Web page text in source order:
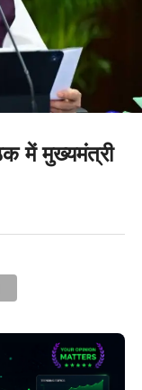
में मुख्यमंत्री